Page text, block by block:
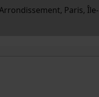
Paris, Île-